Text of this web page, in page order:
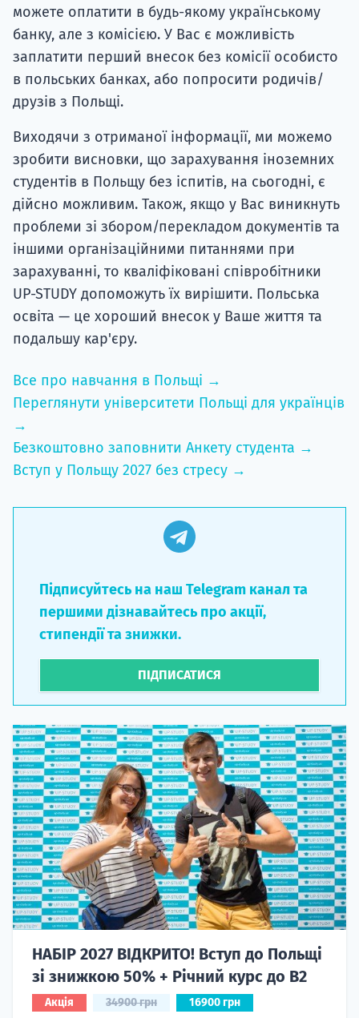
можете оплатити в будь-якому українському
банку, але з комісією. У Вас є можливість
заплатити перший внесок без комісії особисто
в польських банках, або попросити родичів/
друзів з Польщі.
Виходячи з отриманої інформації, ми можемо
зробити висновки, що зарахування іноземних
студентів в Польщу без іспитів, на сьогодні, є
дійсно можливим. Також, якщо у Вас виникнуть
проблеми зі збором/перекладом документів та
іншими організаційними питаннями при
зарахуванні, то кваліфіковані співробітники
UP-STUDY допоможуть їх вирішити. Польська
освіта — це хороший внесок у Ваше життя та
подальшу кар'єру.
Все про навчання в Польщі →
Переглянути університети Польщі для українців
→
Безкоштовно заповнити Анкету студента →
Вступ у Польщу 2027 без стресу →
Підписуйтесь на наш Telegram канал та
першими дізнавайтесь про акції,
стипендії та знижки.
ПІДПИСАТИСЯ
НАБІР 2027 ВІДКРИТО! Вступ до Польщі
зі знижкою 50% + Річний курс до B2
Акція 34900 грн 16900 грн